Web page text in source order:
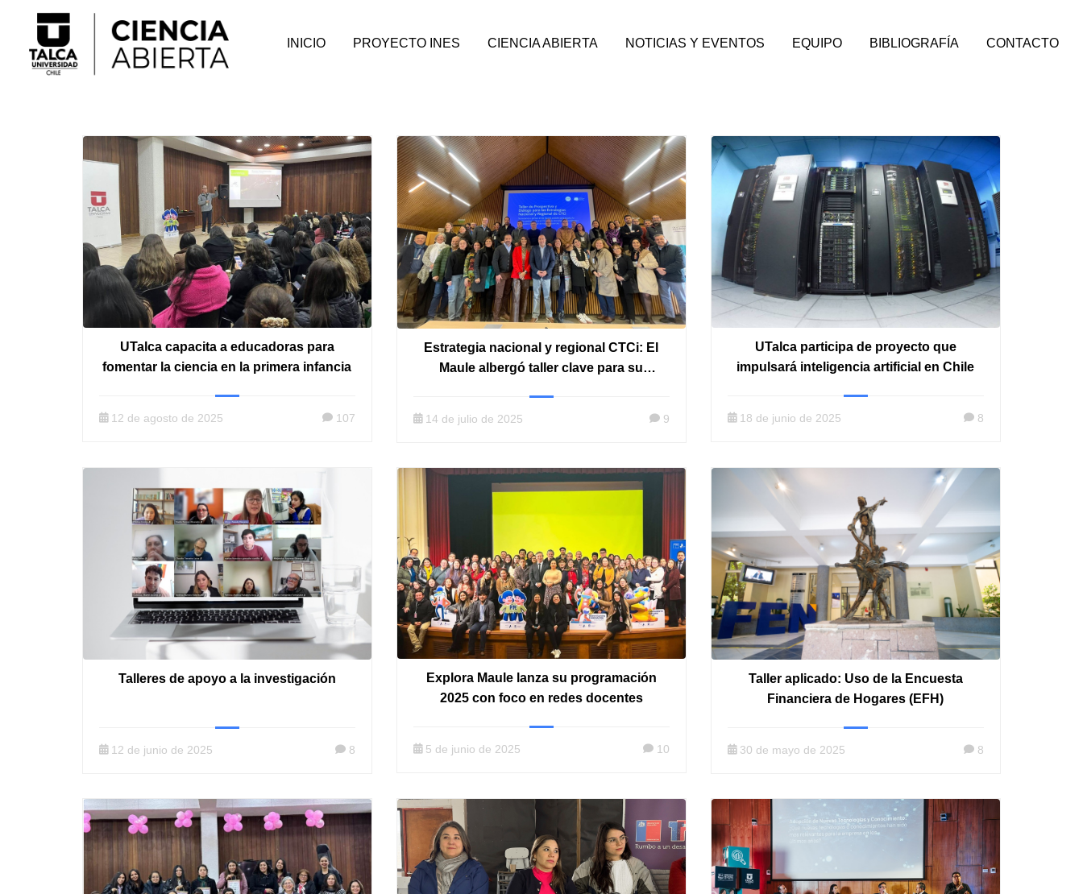
INICIO PROYECTO INES CIENCIA ABIERTA NOTICIAS Y EVENTOS EQUIPO BIBLIOGRAFÍA CONTACTO
UTalca capacita a educadoras para
fomentar la ciencia en la primera infancia
12 de agosto de 2025 107
Estrategia nacional y regional CTCi: El
Maule albergó taller clave para su
14 de julio de 2025 9
UTalca participa de proyecto que
impulsará inteligencia artificial en Chile
18 de junio de 2025 8
Talleres de apoyo a la investigación
12 de junio de 2025 8
Explora Maule lanza su programación
2025 con foco en redes docentes
5 de junio de 2025 10
Taller aplicado: Uso de la Encuesta
Financiera de Hogares (EFH)
30 de mayo de 2025 8